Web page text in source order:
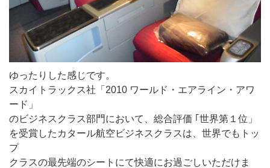
ゆったりした感じです。
スカイトラックス社「2010 ワールド・エアライン・アワ
ード」
のビジネスクラス部門において、総合評価 ｢世界第１位」
を受賞したカタール航空ビジネスクラスは、世界でもトッ
プ
クラスの最先端のシートにて快適にお過ごしいただけま